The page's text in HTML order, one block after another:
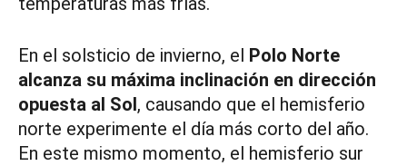
En el solsticio de invierno, el Polo Norte
alcanza su máxima inclinación en dirección
opuesta al Sol, causando que el hemisferio
norte experimente el día más corto del año.
En este mismo momento, el hemisferio sur